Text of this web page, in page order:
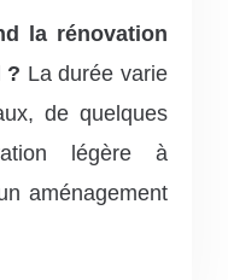
la rénovation
? La durée varie
de quelques
légère à
aménagement